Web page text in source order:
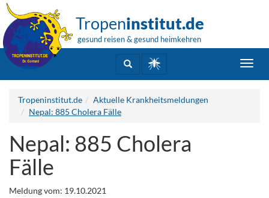
Tropeninstitut.de
gesund reisen & gesund heimkehren
Tropeninstitut.de
Aktuelle Krankheitsmeldungen
Nepal: 885 Cholera Fälle
Nepal: 885 Cholera
Fälle
Meldung vom: 19.10.2021